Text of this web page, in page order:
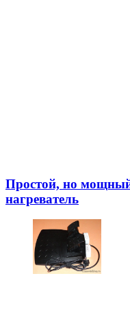
Простой, но
нагреватель